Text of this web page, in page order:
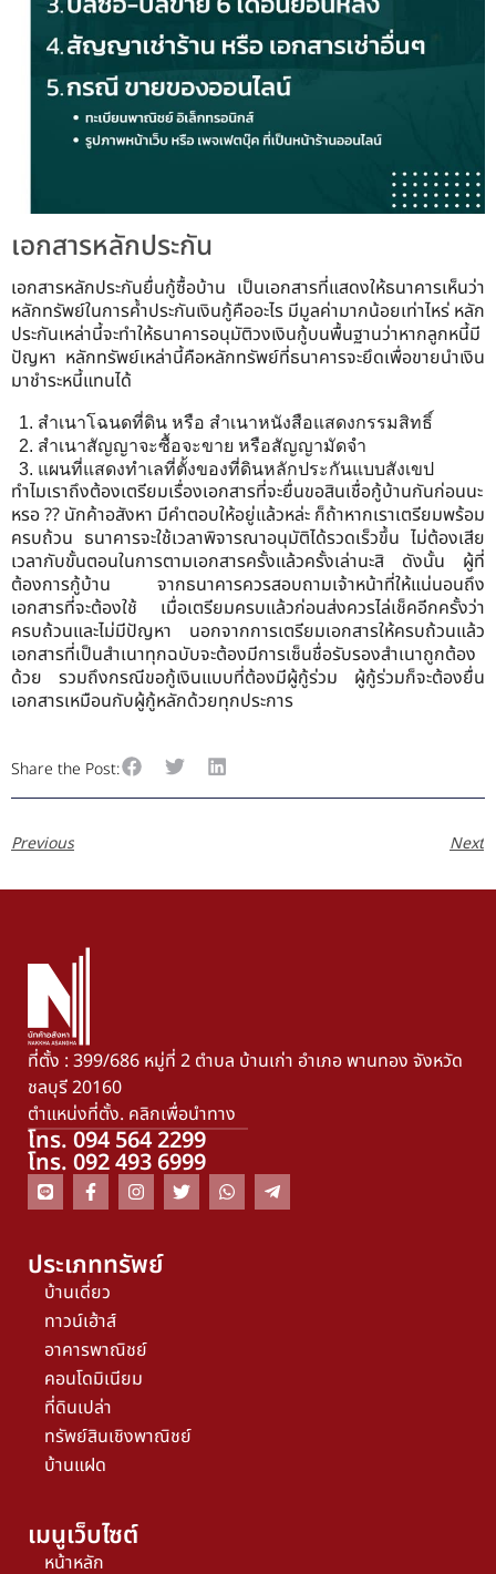
เอกสารหลักประกัน
เอกสารหลักประกันยื่นกู้ซื้อบ้าน เป็นเอกสารที่แสดงให้ธนาคารเห็นว่า
หลักทรัพย์ในการค้ำประกันเงินกู้คืออะไร มีมูลค่ามากน้อยเท่าไหร่ หลัก
ประกันเหล่านี้จะทำให้ธนาคารอนุมัติวงเงินกู้บนพื้นฐานว่าหากลูกหนี้มี
ปัญหา หลักทรัพย์เหล่านี้คือหลักทรัพย์ที่ธนาคารจะยึดเพื่อขายนำเงิน
มาชำระหนี้แทนได้
สำเนาโฉนดที่ดิน หรือ สำเนาหนังสือแสดงกรรมสิทธิ์
สำเนาสัญญาจะซื้อจะขาย หรือสัญญามัดจำ
แผนที่แสดงทำเลที่ตั้งของที่ดินหลักประกันแบบสังเขป
ทำไมเราถึงต้องเตรียมเรื่องเอกสารที่จะยื่นขอสินเชื่อกู้บ้านกันก่อนนะ
หรอ ?? นักค้าอสังหา มีคำตอบให้อยู่แล้วหล่ะ ก็ถ้าหากเราเตรียมพร้อม
ครบถ้วน ธนาคารจะใช้เวลาพิจารณาอนุมัติได้รวดเร็วขึ้น ไม่ต้องเสีย
เวลากับขั้นตอนในการตามเอกสารครั้งแล้วครั้งเล่านะสิ ดังนั้น ผู้ที่
ต้องการกู้บ้าน จากธนาคารควรสอบถามเจ้าหน้าที่ให้แน่นอนถึง
เอกสารที่จะต้องใช้ เมื่อเตรียมครบแล้วก่อนส่งควรไล่เช็คอีกครั้งว่า
ครบถ้วนและไม่มีปัญหา นอกจากการเตรียมเอกสารให้ครบถ้วนแล้ว
เอกสารที่เป็นสำเนาทุกฉบับจะต้องมีการเซ็นชื่อรับรองสำเนาถูกต้อง
ด้วย รวมถึงกรณีขอกู้เงินแบบที่ต้องมีผู้กู้ร่วม ผู้กู้ร่วมก็จะต้องยื่น
เอกสารเหมือนกับผู้กู้หลักด้วยทุกประการ
Share the Post:
Previous Next
ที่ตั้ง : 399/686 หมู่ที่ 2 ตำบล บ้านเก่า อำเภอ พานทอง จังหวัด
ชลบุรี 20160
ตำแหน่งที่ตั้ง. คลิกเพื่อนำทาง
โทร. 094 564 2299
โทร. 092 493 6999
ประเภททรัพย์
บ้านเดี่ยว
ทาวน์เฮ้าส์
อาคารพาณิชย์
คอนโดมิเนียม
ที่ดินเปล่า
ทรัพย์สินเชิงพาณิชย์
บ้านแฝด
เมนูเว็บไซต์
หน้าหลัก